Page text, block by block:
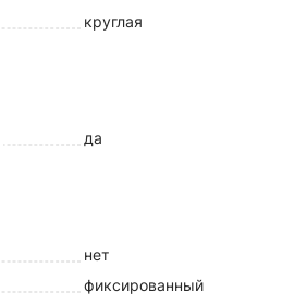
круглая
да
нет
фиксированный